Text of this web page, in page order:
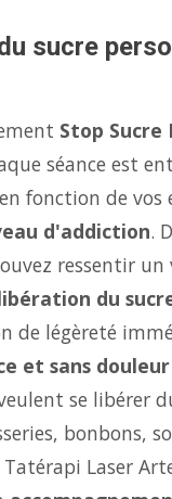
sucre
Stop Sucre
séance est
fonction de vos
d'addiction.
ressentir
du
de légèreté
et sans douleur
se libérer
bonbons,
Laser